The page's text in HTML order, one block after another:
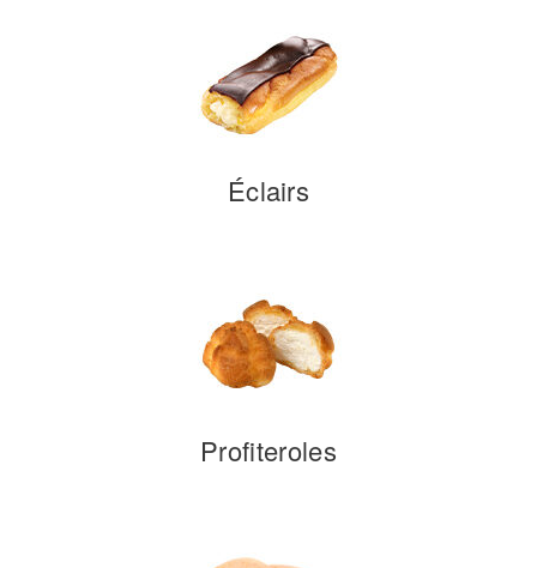
Éclairs
Profiteroles